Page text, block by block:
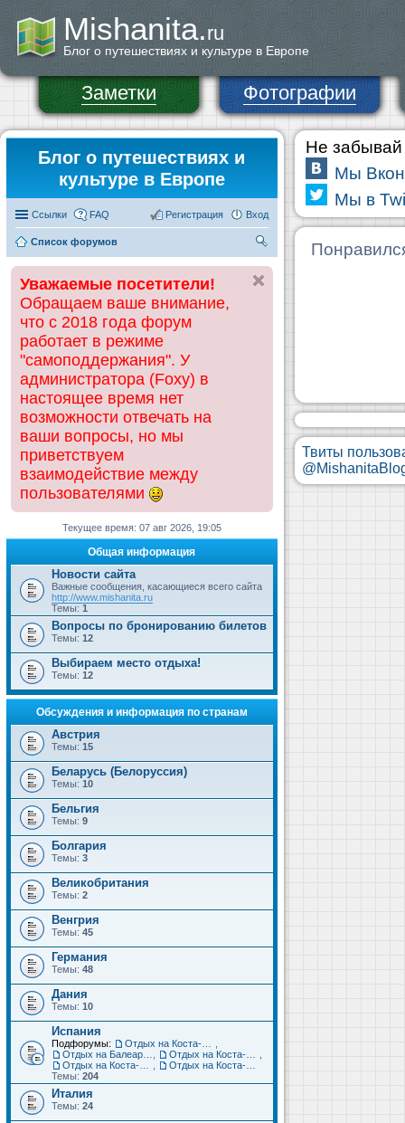
Mishanita.ru
Блог о путешествиях и культуре в Европе
Заметки Фотографии
Блог о путешествиях и
культуре в Европе
Ссылки FAQ Вход
Регистрация
Список форумов
ск
Уважаемые посетители!
Обращаем ваше внимание,
что с 2018 года форум
работает в режиме
"самоподдержания". У
администратора (Foxy) в
настоящее время нет
возможности отвечать на
ваши вопросы, но мы
приветствуем
взаимодействие между
пользователями
Текущее время: 07 авг 2026, 19:05
Общая информация
Новости сайта
Важные сообщения, касающиеся всего сайта
http://www.mishanita.ru
Темы: 1
Вопросы по бронированию билетов
Темы: 12
Выбираем место отдыха!
Темы: 12
Обсуждения и информация по странам
Австрия
Темы: 15
Беларусь (Белоруссия)
Темы: 10
Бельгия
Темы: 9
Болгария
Темы: 3
Великобритания
Темы: 2
Венгрия
Темы: 45
Германия
Темы: 48
Дания
Темы: 10
Испания
Подфорумы:
Темы: 204
Италия
Темы: 24
Не забывай
Мы
Мы в
Твиты